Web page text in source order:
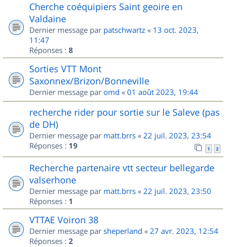
Cherche coéquipiers Saint geoire en
Valdaine
Dernier message par patschwartz « 13 oct. 2023,
11:47
Réponses : 8
Sorties VTT Mont
Saxonnex/Brizon/Bonneville
Dernier message par omd « 01 août 2023, 19:44
recherche rider pour sortie sur le Saleve (pas
de DH)
Dernier message par matt.brrs « 22 juil. 2023, 23:54
Réponses : 19 1 2
Recherche partenaire vtt secteur bellegarde
valserhone
Dernier message par matt.brrs « 22 juil. 2023, 23:50
Réponses : 1
VTTAE Voiron 38
Dernier message par sheperland « 27 avr. 2023, 12:54
Réponses : 2